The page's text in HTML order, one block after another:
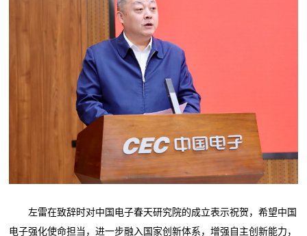
左雷在致辞时对中国电子春天研究院的成立表示祝贺，希望中国
电子强化使命担当，进一步融入国家创新体系，增强自主创新能力，